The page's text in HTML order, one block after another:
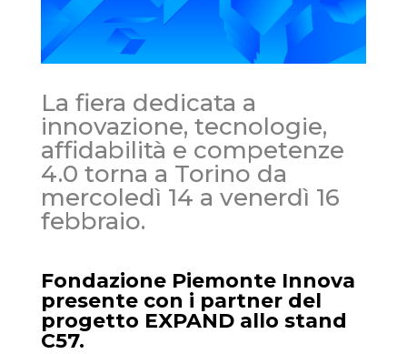
La fiera dedicata a
innovazione, tecnologie,
affidabilità e competenze
4.0 torna a Torino da
mercoledì 14 a venerdì 16
febbraio.
Fondazione Piemonte Innova
presente con i partner del
progetto EXPAND allo stand
C57.